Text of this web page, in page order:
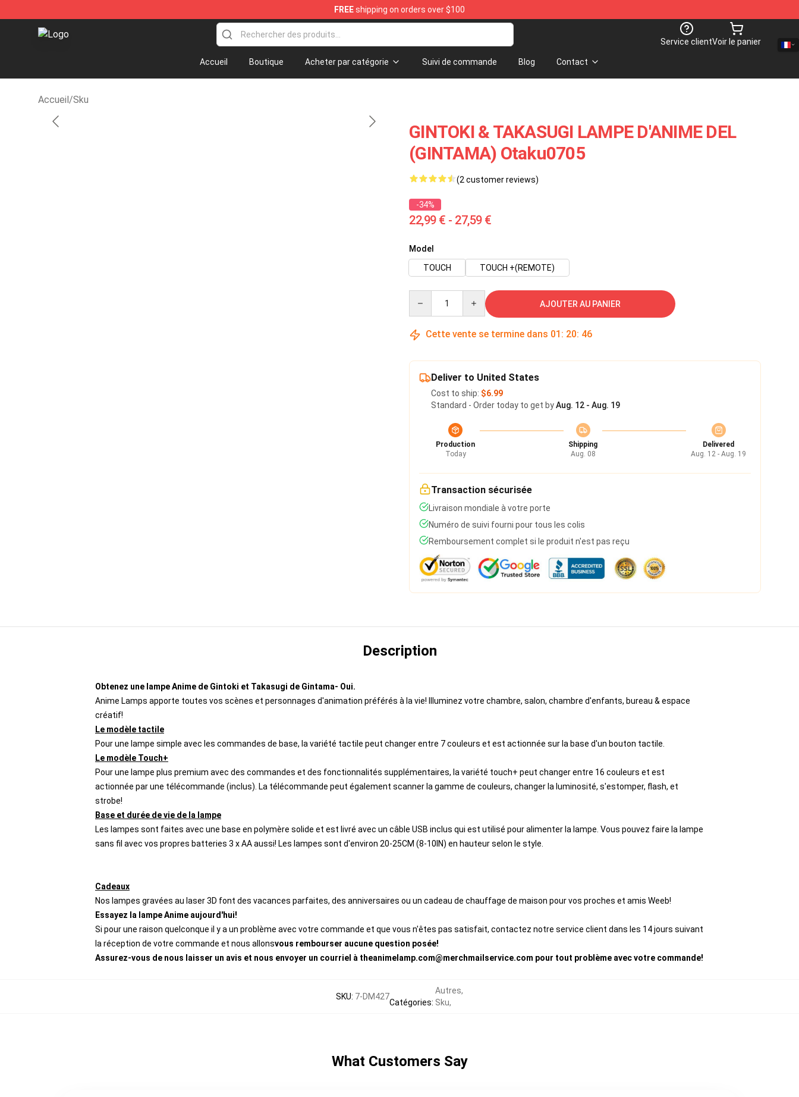
FREEshipping on orders over $100
Anime Lamp Shop - The Best Store of Anime Lamp
Service clientVoir le panier
Accueil Boutique Acheter par catégorie Suivi de commande Blog Contact
Accueil/Sku
GINTOKI & TAKASUGI LAMPE D'ANIME DEL
(GINTAMA) Otaku0705
(2 customer reviews)
-34%
22,99 € - 27,59 €
Model
TOUCH
TOUCH +(REMOTE)
AJOUTER AU PANIER
Cette vente se termine dans 01 : 20: 45
Deliver to United States
Cost to ship: $6.99
Standard - Order today to get byAug. 12 - Aug. 19
Production
Today
Shipping
Aug. 08
Delivered
Aug. 12 - Aug. 19
Transaction sécurisée
Livraison mondiale à votre porte
Numéro de suivi fourni pour tous les colis
Remboursement complet si le produit n'est pas reçu
Description
Obtenez une lampe Anime de Gintoki et Takasugi de Gintama- Oui.
Anime Lamps apporte toutes vos scènes et personnages d'animation préférés à la vie! Illuminez votre chambre, salon, chambre d'enfants, bureau & espace
créatif!
Le modèle tactile
Pour une lampe simple avec les commandes de base, la variété tactile peut changer entre 7 couleurs et est actionnée sur la base d'un bouton tactile.
Le modèle Touch+
Pour une lampe plus premium avec des commandes et des fonctionnalités supplémentaires, la variété touch+ peut changer entre 16 couleurs et est
actionnée par une télécommande (inclus). La télécommande peut également scanner la gamme de couleurs, changer la luminosité, s'estomper, flash, et
strobe!
Base et durée de vie de la lampe
Les lampes sont faites avec une base en polymère solide et est livré avec un câble USB inclus qui est utilisé pour alimenter la lampe. Vous pouvez faire la lampe
sans fil avec vos propres batteries 3 x AA aussi! Les lampes sont d'environ 20-25CM (8-10IN) en hauteur selon le style.
Cadeaux
Nos lampes gravées au laser 3D font des vacances parfaites, des anniversaires ou un cadeau de chauffage de maison pour vos proches et amis Weeb!
Essayez la lampe Anime aujourd'hui!
Si pour une raison quelconque il y a un problème avec votre commande et que vous n'êtes pas satisfait, contactez notre service client dans les 14 jours suivant
la réception de votre commande et nous allonsvous rembourser aucune question posée!
Assurez-vous de nous laisser un avis et nous envoyer un courriel à theanimelamp.com@merchmailservice.com pour tout problème avec votre commande!
SKU: 7-DM427
Catégories:
Autres,
Sku,
What Customers Say